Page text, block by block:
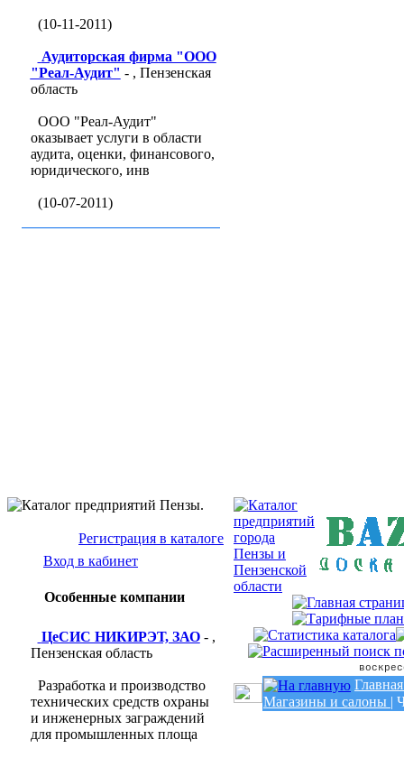
(10-11-2011)
Аудиторская фирма "ООО
"Реал-Аудит" - , Пензенская
область
ООО "Реал-Аудит"
оказывает услуги в области
аудита, оценки, финансового,
юридического, инв
(10-07-2011)
Регистрация в каталоге
Вход в кабинет
Особенные компании
ЦеСИС НИКИРЭТ, ЗАО- ,
Пензенская область
Разработка и производство
технических средств охраны
и инженерных заграждений
для промышленных площа
Главная
Магазины и салоны |